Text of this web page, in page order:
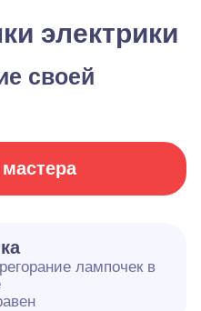
электрики
своей
лампочек в